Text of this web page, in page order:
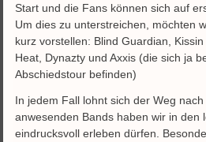
Start und die Fans können sich auf
Um dies zu unterstreichen, möchten
kurz vorstellen: Blind Guardian,
Heat, Dynazty und Axxis (die sich ja
Abschiedstour befinden)
In jedem Fall lohnt sich der Weg
anwesenden Bands haben wir in den
eindrucksvoll erleben dürfen.